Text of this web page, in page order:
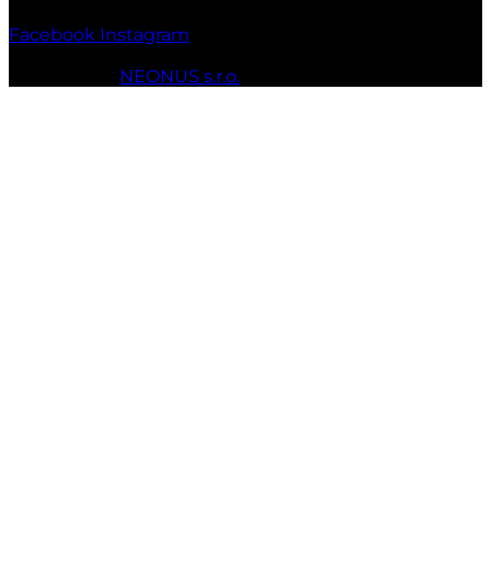
Facebook Instagram
NEONUS s.r.o.